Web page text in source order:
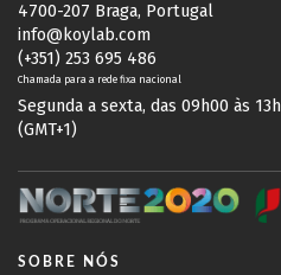
4700-207 Braga, Portugal
info@koylab.com
(+351) 253 695 486
Chamada para a rede fixa nacional
Segunda a sexta, das 09h00 às
(GMT+1)
SOBRE NÓS